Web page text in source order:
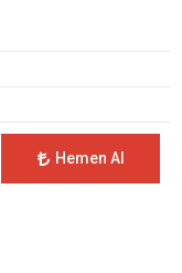
Hemen Al